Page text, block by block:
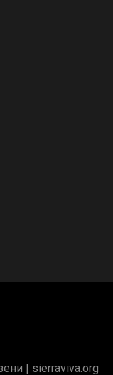
| sierraviva.org